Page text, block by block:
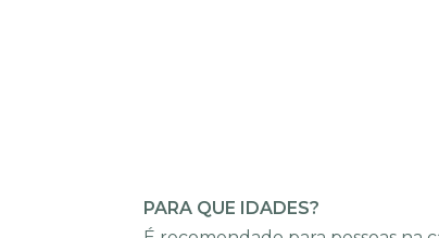
PARA QUE IDADES?